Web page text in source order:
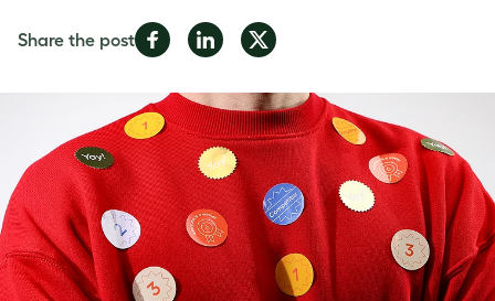
Share the postShare
Facebook
Share
LinkedIn
Share
Twitter